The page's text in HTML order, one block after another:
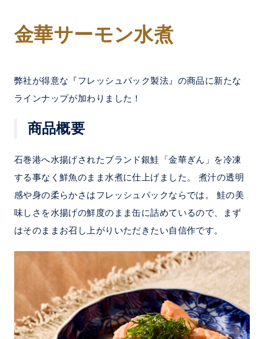
金華サーモン水煮
弊社が得意な『フレッシュパック製法』の商品に新たな
ラインナップが加わりました！
商品概要
石巻港へ水揚げされたブランド銀鮭「金華ぎん」を冷凍
する事なく鮮魚のまま水煮に仕上げました。 煮汁の透明
感や身の柔らかさはフレッシュパックならでは。 鮭の美
味しさを水揚げの鮮度のまま缶に詰めているので、まず
はそのままお召し上がりいただきたい自信作です。